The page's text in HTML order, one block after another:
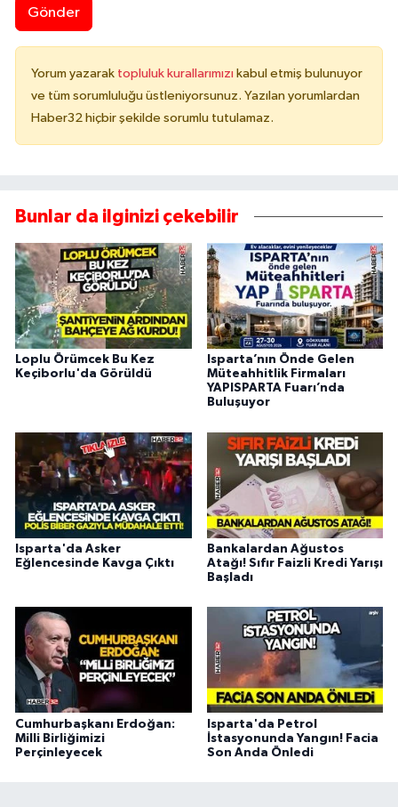
Gönder
Yorum yazarak topluluk kurallarımızı kabul etmiş bulunuyor
ve tüm sorumluluğu üstleniyorsunuz. Yazılan yorumlardan
Haber32 hiçbir şekilde sorumlu tutulamaz.
Bunlar da ilginizi çekebilir
Loplu Örümcek Bu Kez
Keçiborlu'da Görüldü
Isparta’nın Önde Gelen
Müteahhitlik Firmaları
YAPISPARTA Fuarı’nda
Buluşuyor
Isparta'da Asker
Eğlencesinde Kavga Çıktı
Bankalardan Ağustos
Atağı! Sıfır Faizli Kredi Yarışı
Başladı
Cumhurbaşkanı Erdoğan:
Milli Birliğimizi
Perçinleyecek
Isparta'da Petrol
İstasyonunda Yangın! Facia
Son Anda Önledi